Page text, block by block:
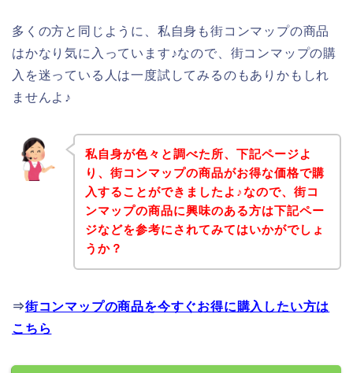
多くの方と同じように、私自身も街コンマップの商品
はかなり気に入っています♪なので、街コンマップの購
入を迷っている人は一度試してみるのもありかもしれ
ませんよ♪
私自身が色々と調べた所、下記ページよ
り、街コンマップの商品がお得な価格で購
入することができましたよ♪なので、街コ
ンマップの商品に興味のある方は下記ペー
ジなどを参考にされてみてはいかがでしょ
うか？
⇒街コンマップの商品を今すぐお得に購入したい方は
こちら